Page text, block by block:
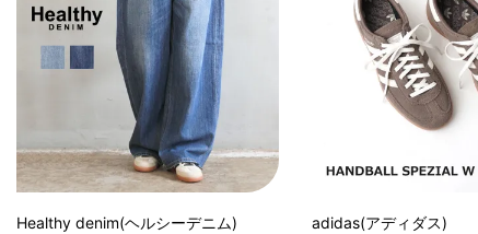
Healthy denim(ヘルシーデニム)
adidas(アディダス)